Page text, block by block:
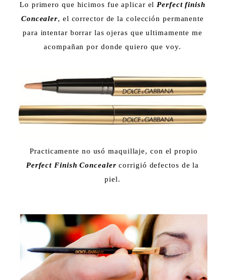
Lo primero que hicimos fue aplicar el Perfect finish
Concealer, el corrector de la colección permanente
para intentar borrar las ojeras que ultimamente me
acompañan por donde quiero que voy.
Practicamente no usó maquillaje, con el propio
Perfect Finish Concealer corrigió defectos de la
piel.